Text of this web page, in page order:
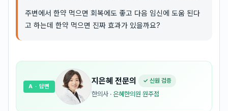
주변에서 한약 먹으면 회복에도 좋고 다음 임신에 도움 된다
고 하는데 한약 먹으면 진짜 효과가 있을까요?
지은혜 전문의 ✓ 신원 검증
한의사 · 은혜한의원 원주점
A · 답변